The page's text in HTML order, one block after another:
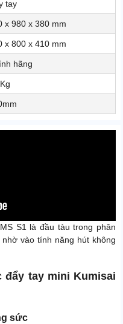
tay
x 980 x 380 mm
x 800 x 410 mm
hãng
S1 là đầu tàu trong phân
vào tính năng hút không
đẩy tay mini Kumisai
sức